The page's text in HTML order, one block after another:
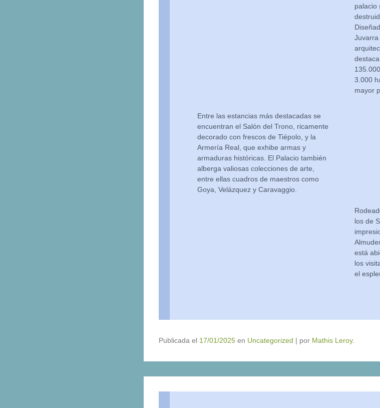
palacio
Juvarra
3.000
mayor
Entre las estancias más destacadas se
encuentran el Salón del Trono, ricamente
decorado con frescos de Tiépolo, y la
Armería Real, que exhibe armas y
armaduras históricas. El Palacio también
alberga valiosas colecciones de arte,
entre ellas cuadros de maestros como
Goya, Velázquez y Caravaggio.
los de
está
los
el
Publicada el 17/01/2025 en Uncategorized | por Mathis Leroy.